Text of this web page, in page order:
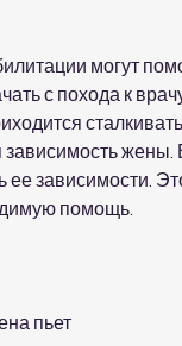
с похода к
жены.
ее зависимости.
помощь.
пьет